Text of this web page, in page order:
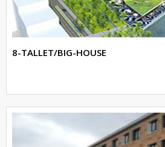
8-TALLET/BIG-HOUSE